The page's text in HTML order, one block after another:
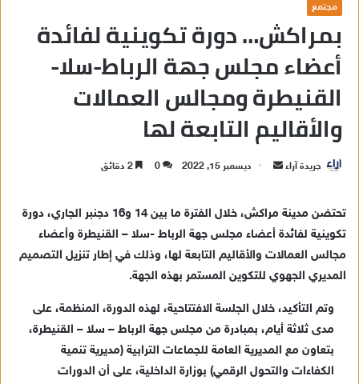
مجتمع
بمراكش… دورة تكوينية لفائدة
أعضاء مجلس جهة الرباط-سلا-
القنيطرة ومجالس العمالات
والأقاليم التابعة لها
جريدة آراء
ر
ي
ك
ديسمبر 15, 2022 0
تحتضن مدينة مراكش، خلال الفترة ما بين 14 و16 دجنبر الجاري، دورة
تكوينية لفائدة أعضاء مجلس جهة الرباط -سلا – القنيطرة وأعضاء
مجالس العمالات والأقاليم التابعة لها، وذلك في إطار تنزيل التصميم
المديري الجهوي للتكوين المستمر بهذه الجهة.
وتم التأكيد، خلال الجلسة الافتتاحية، لهذه الدورة، المنظمة، على
مدى ثلاثة أيام، بمبادرة من مجلس جهة الرباط – سلا – القنيطرة،
بتعاون مع المديرية العامة للجماعات الترابية (مديرية تنمية
الكفاءات والتحول الرقمي) بوزارة الداخلية، على أن الدورات